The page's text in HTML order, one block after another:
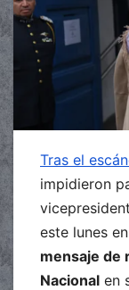
Tras el
impidieron
este lunes
mensaje de
Nacional en